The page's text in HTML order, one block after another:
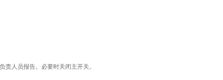
人员报告。必要时关闭主开关。